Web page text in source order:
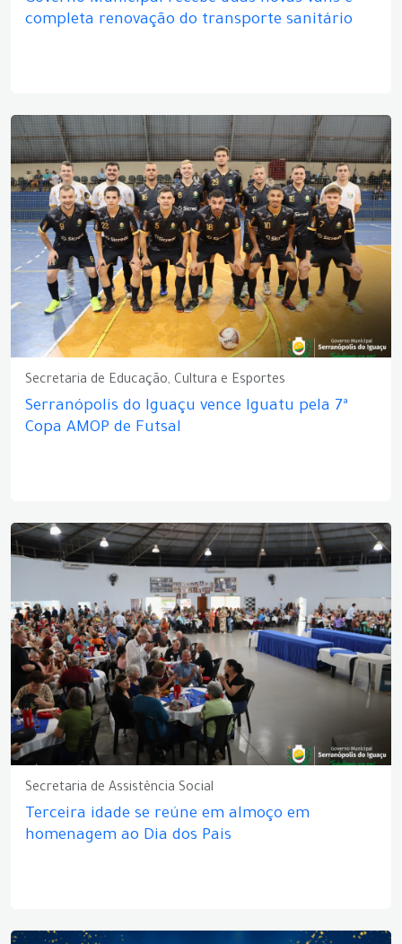
completa renovação do transporte sanitário
Secretaria de Educação, Cultura e Esportes
Serranópolis do Iguaçu vence Iguatu pela 7ª
Copa AMOP de Futsal
Secretaria de Assistência Social
Terceira idade se reúne em almoço em
homenagem ao Dia dos Pais